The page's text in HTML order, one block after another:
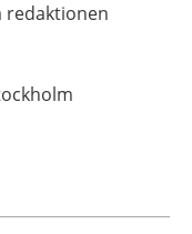
redaktionen